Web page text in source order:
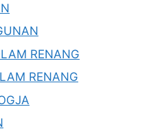
RENANG
RENANG